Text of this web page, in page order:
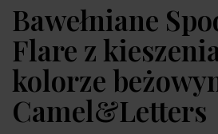
Bawełniane
Flare z
kolorze
Camel&Letters